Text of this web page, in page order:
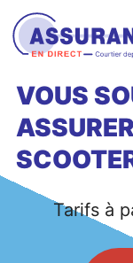
Aller
au
contenu
VOUS
Tarifs à